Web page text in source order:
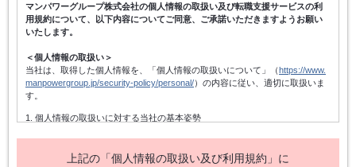
マンパワーグループ株式会社の個人情報の取扱い及び転職支援サービスの利
用規約について、以下内容についてご同意、ご承諾いただきますようお願い
いたします。
＜個人情報の取扱い＞
当社は、取得した個人情報を、「個人情報の取扱いについて」（ https://www.
manpowergroup.jp/security-policy/personal/）の内容に従い、適切に取扱いま
す。
1. 個人情報の取扱いに対する当社の基本姿勢
ます。また、個人情報の取得にあたっては、適法かつ公正な手段によって
上記の「個人情報の取扱い及び利用規約」に